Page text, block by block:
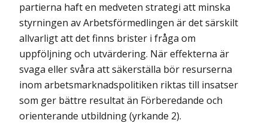
partierna haft en medveten strategi att minska
styrningen av Arbetsförmedlingen är det särskilt
allvarligt att det finns brister i fråga om
uppföljning och utvärdering. När effekterna är
svaga eller svåra att säkerställa bör resurserna
inom arbetsmarknadspolitiken riktas till insatser
som ger bättre resultat än Förberedande och
orienterande utbildning (yrkande 2).